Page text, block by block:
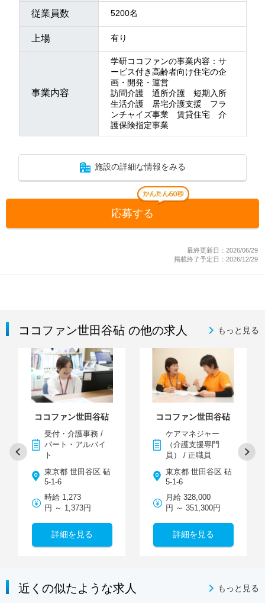
従業員数 5200名
上場 有り
事業内容
学研ココファンの事業内容：サ
ービス付き高齢者向け住宅の企
画・開発・運営
訪問介護 通所介護 短期入所
生活介護 居宅介護支援 フラ
ンチャイズ事業 賃貸住宅 介
護保険指定事業
施設の詳細な情報をみる
応募する
最終更新日：2026/06/29
掲載終了予定日：2026/12/29
ココファン世田谷砧 の他の求人 もっと見る
ココファン世田谷砧
受付・介護事務 /
パート・アルバイ
ト
東京都 世田谷区 砧
5-1-6
時給 1,273
円 ～ 1,373円
詳細を見る
ココファン世田谷砧
ケアマネジャー
（介護支援専門
員） / 正職員
東京都 世田谷区 砧
5-1-6
月給 328,000
円 ～ 351,300円
詳細を見る
近くの似たような求人 もっと見る